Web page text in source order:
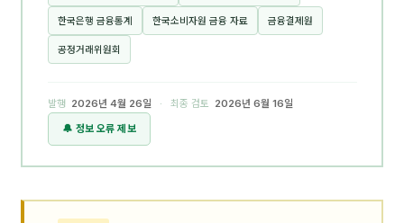
한국은행 금융통계 한국소비자원 금융 자료 금융결제원
공정거래위원회
발행 2026년 4월 26일 · 최종 검토 2026년 6월 16일
🔔 정보 오류 제보